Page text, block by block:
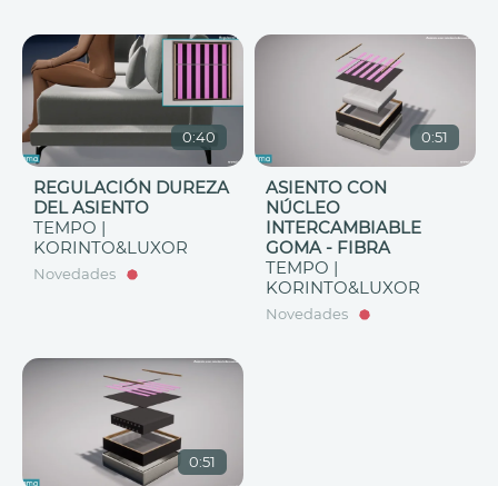
0:40
REGULACIÓN DUREZA
DEL ASIENTO
TEMPO |
KORINTO&LUXOR
Novedades
0:51
ASIENTO CON
NÚCLEO
INTERCAMBIABLE
GOMA - FIBRA
TEMPO |
KORINTO&LUXOR
Novedades
0:51